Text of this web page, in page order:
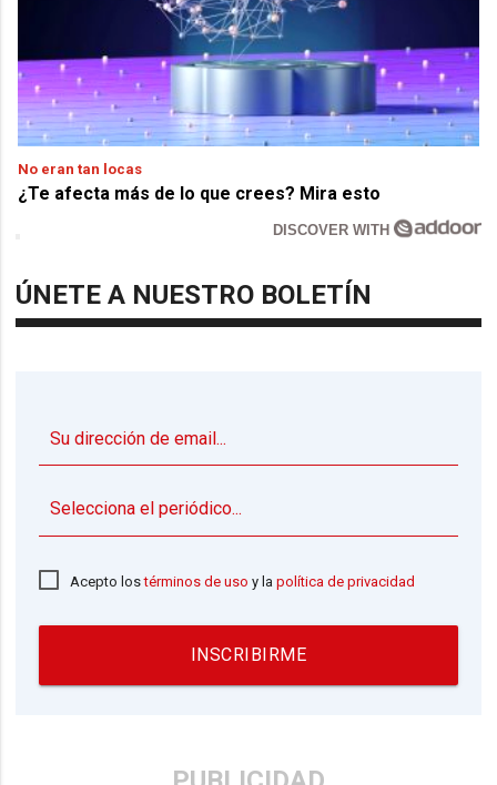
No eran tan locas
¿Te afecta más de lo que crees? Mira esto
DISCOVER WITH
ÚNETE A NUESTRO BOLETÍN
Acepto lostérminos de uso y lapolítica de privacidad
INSCRIBIRME